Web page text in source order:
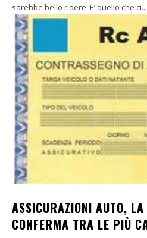
sarebbe bello ridere. E’ quello che ci...
ASSICURAZIONI AUTO,
CONFERMA TRA LE PIÙ